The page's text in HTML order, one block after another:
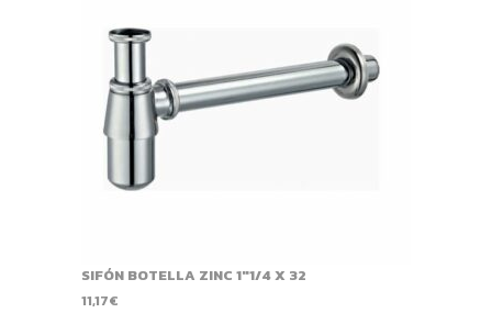
SIFÓN BOTELLA ZINC 1"1/4 X 32
11,17€